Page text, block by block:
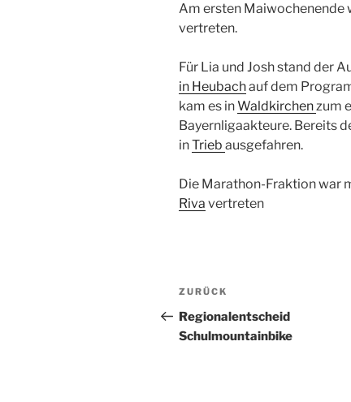
Am ersten Maiwochenende
vertreten.
Für Lia und Josh stand der
in Heubachauf dem
kam es inWaldkirchenzum
Bayernligaakteure. Bereits
inTrieb ausgefahren.
Die Marathon-Fraktion war
Riva vertreten
ZURÜCK
Regionalentscheid
Schulmountainbike